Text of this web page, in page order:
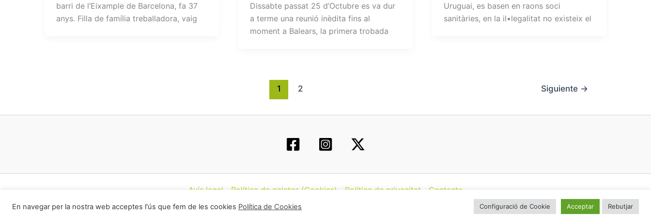
barri de l’Eixample de Barcelona, fa 37
anys. Filla de família treballadora, vaig
Dissabte passat 25 d’Octubre es va dur
a terme una reunió inèdita fins al
moment a Balears, la primera trobada
Uruguai, es basen en raons soci
sanitàries, en la il•legalitat no existeix el
1 2 Siguiente →
Avís legal Política de galetes (Cookies) Política de privacitat
Contacte
Todos los derechos © 2026 | Federació d’Associacions Cannàbiques de Catalunya (CatFAC)
En navegar per la nostra web acceptes l'ús que fem de les cookies Política de Cookies Configuració de Cookie Acceptar Rebutjar